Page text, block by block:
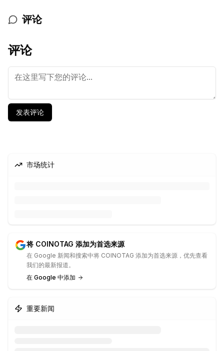
评论
评论
发表评论
市场统计
将 COINOTAG 添加为首选来源
在 Google 新闻和搜索中将 COINOTAG 添加为首选来源，优先查看
我们的最新报道。
在 Google 中添加
重要新闻